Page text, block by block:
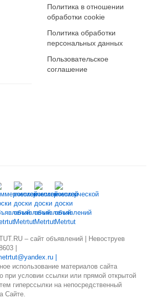
Политика в отношении
обработки cookie
Политика обработки
персональных данных
Пользовательское
соглашение
– сайт объявлений | Невоструев
|
|
использование материалов сайта
при условии ссылки или прямой открытой
гиперссылки на непосредственный
Сайте.